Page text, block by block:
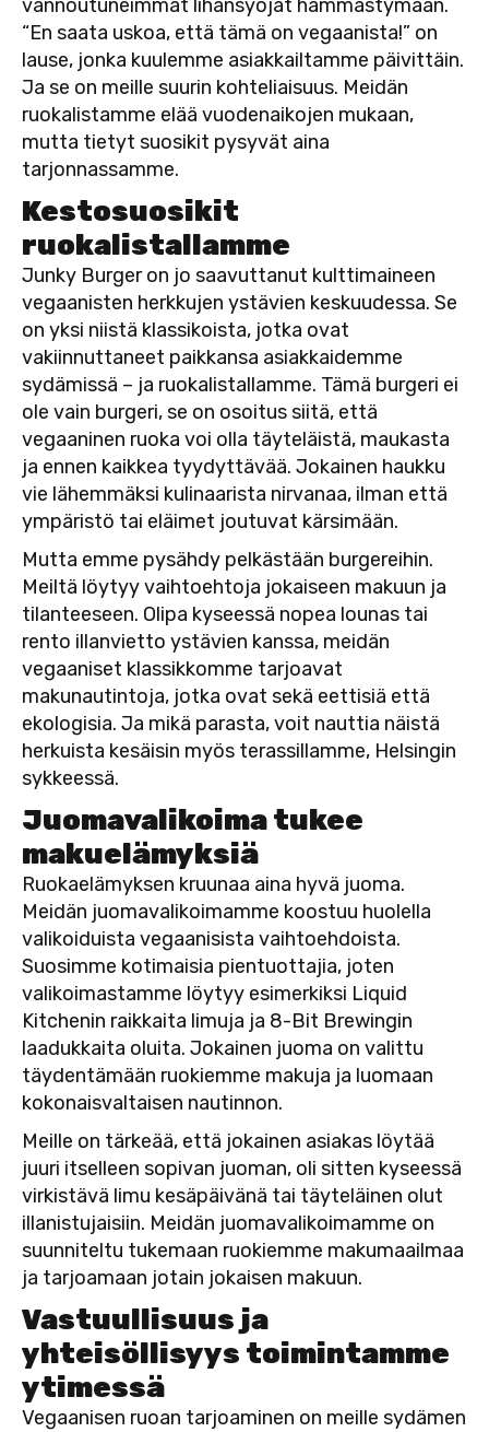
vannoutuneimmat lihansyöjät hämmästymään.
“En saata uskoa, että tämä on vegaanista!” on
lause, jonka kuulemme asiakkailtamme päivittäin.
Ja se on meille suurin kohteliaisuus. Meidän
ruokalistamme elää vuodenaikojen mukaan,
mutta tietyt suosikit pysyvät aina
tarjonnassamme.
Kestosuosikit
ruokalistallamme
Junky Burger on jo saavuttanut kulttimaineen
vegaanisten herkkujen ystävien keskuudessa. Se
on yksi niistä klassikoista, jotka ovat
vakiinnuttaneet paikkansa asiakkaidemme
sydämissä – ja ruokalistallamme. Tämä burgeri ei
ole vain burgeri, se on osoitus siitä, että
vegaaninen ruoka voi olla täyteläistä, maukasta
ja ennen kaikkea tyydyttävää. Jokainen haukku
vie lähemmäksi kulinaarista nirvanaa, ilman että
ympäristö tai eläimet joutuvat kärsimään.
Mutta emme pysähdy pelkästään burgereihin.
Meiltä löytyy vaihtoehtoja jokaiseen makuun ja
tilanteeseen. Olipa kyseessä nopea lounas tai
rento illanvietto ystävien kanssa, meidän
vegaaniset klassikkomme tarjoavat
makunautintoja, jotka ovat sekä eettisiä että
ekologisia. Ja mikä parasta, voit nauttia näistä
herkuista kesäisin myös terassillamme, Helsingin
sykkeessä.
Juomavalikoima tukee
makuelämyksiä
Ruokaelämyksen kruunaa aina hyvä juoma.
Meidän juomavalikoimamme koostuu huolella
valikoiduista vegaanisista vaihtoehdoista.
Suosimme kotimaisia pientuottajia, joten
valikoimastamme löytyy esimerkiksi Liquid
Kitchenin raikkaita limuja ja 8-Bit Brewingin
laadukkaita oluita. Jokainen juoma on valittu
täydentämään ruokiemme makuja ja luomaan
kokonaisvaltaisen nautinnon.
Meille on tärkeää, että jokainen asiakas löytää
juuri itselleen sopivan juoman, oli sitten kyseessä
virkistävä limu kesäpäivänä tai täyteläinen olut
illanistujaisiin. Meidän juomavalikoimamme on
suunniteltu tukemaan ruokiemme makumaailmaa
ja tarjoamaan jotain jokaisen makuun.
Vastuullisuus ja
yhteisöllisyys toimintamme
ytimessä
Vegaanisen ruoan tarjoaminen on meille sydämen